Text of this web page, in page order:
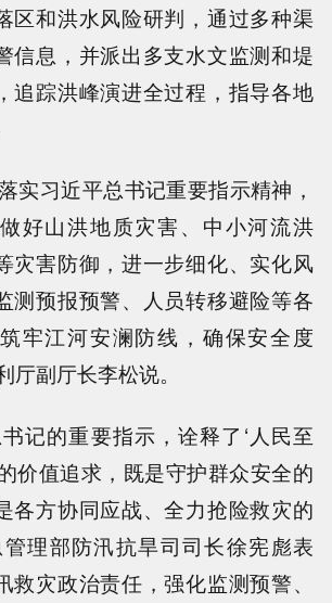
区和洪水风险研判，通过多种渠
信息，并派出多支水文监测和堤
追踪洪峰演进全过程，指导各地
习近平总书记重要指示精神，
好山洪地质灾害、中小河流洪
灾害防御，进一步细化、实化风
测预报预警、人员转移避险等各
牢江河安澜防线，确保安全度
厅副厅长李松说。
的重要指示，诠释了‘人民至
价值追求，既是守护群众安全的
各方协同应战、全力抢险救灾的
理部防汛抗旱司司长徐宪彪表
救灾政治责任，强化监测预警、